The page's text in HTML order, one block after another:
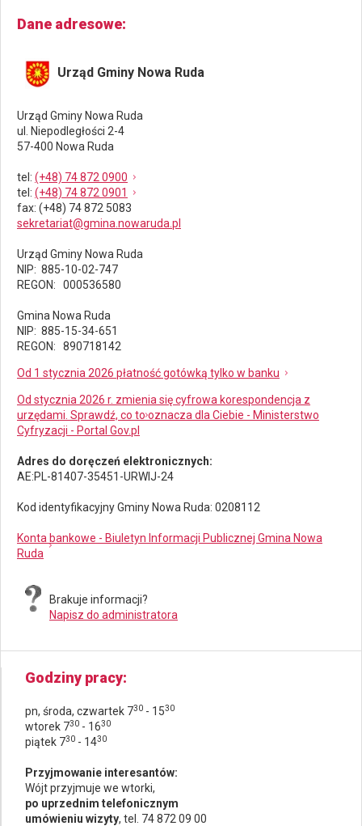
Dane adresowe
Urząd Gminy Nowa Ruda
Urząd Gminy Nowa Ruda
ul. Niepodległości 2-4
57-400 Nowa Ruda
tel : (+48) 74 872 0900
tel : (+48) 74 872 0901
fax: (+48) 74 872 5083
sekretariat@gmina.nowaruda.pl
Urząd Gminy Nowa Ruda
NIP: 885-10-02-747
REGON: 000536580
Gmina Nowa Ruda
NIP: 885-15-34-651
REGON: 890718142
Od 1 stycznia 2026 płatność gotówką tylko w banku
Od stycznia 2026 r. zmienia się cyfrowa korespondencja z
urzędami. Sprawdź, co to oznacza dla Ciebie - Ministerstwo
Cyfryzacji - Portal Gov.pl
Adres do doręczeń elektronicznych:
AE:PL-81407-35451-URWIJ-24
Kod identyfikacyjny Gminy Nowa Ruda: 0208112
Konta bankowe - Biuletyn Informacji Publicznej Gmina Nowa
Ruda
Brakuje informacji?
Napisz do administratora
Godziny pracy
pn, środa, czwartek 730 - 1530
wtorek 730 - 1630
piątek 730 - 1430
Przyjmowanie interesantów:
Wójt przyjmuje we wtorki,
po uprzednim telefonicznym
umówieniu wizyty, tel. 74 872 09 00